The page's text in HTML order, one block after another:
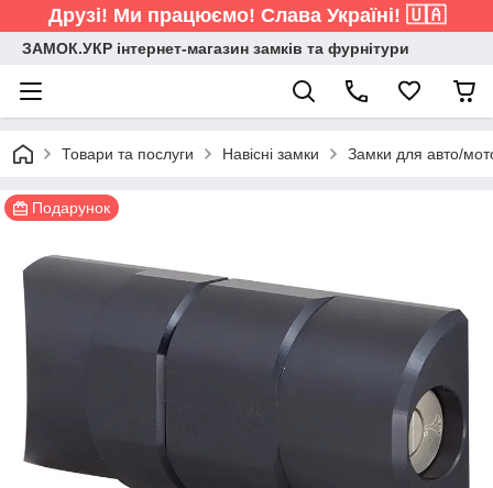
Друзі! Ми працюємо! Слава Україні! 🇺🇦
ЗАМОК.УКР інтернет-магазин замків та фурнітури
Товари та послуги Навісні замки Замки для авто/
Подарунок